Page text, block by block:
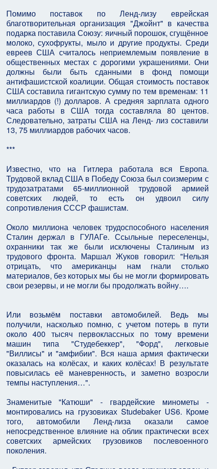
Помимо поставок по Ленд-лизу еврейская
благотворительная организация "Джойнт" в качества
подарка поставила Союзу: яичный порошок, сгущённое
молоко, сухофрукты, мыло и другие продукты. Среди
евреев США считалось неприемлемым появление в
общественных местах с дoрогими украшениями. Они
должны были быть сданными в фонд помощи
антифашистской коалиции. Общая стоимость поставок
США составила гигантскую сумму по тем временам: 11
миллиардов (!) долларов. А средняя зарплата одного
часа работы в США тогда составляла 80 центов.
Следовательно, затраты США на Ленд- лиз составили
13, 75 миллиардов рабочих часов.
***
Известно, что на Гитлера работала вся Европа.
Трудовой вклад США в Победу Союза был соизмерим с
трудозатратами 65-миллионной трудовой армией
советских людей, то есть он удвоил силу
сопротивления СССР фашистам.
Около миллиона человек трудоспособного населения
Сталин держал в ГУЛАГе. Ссыльные переселенцы,
охранники так же были исключены Сталиным из
трудового фронта. Маршал Жуков говорил: "Нельзя
отрицать, что американцы нам гнали столько
материалов, без которых мы бы не могли формировать
свои резервы, и не могли бы продолжать войну….
Или возьмём поставки автомобилей. Ведь мы
получили, насколько помню, с учетом потерь в пути
около 400 тысяч первоклассных по тому времени
машин типа "Студебеккер", "Форд", легковые
"Виллисы" и "амфибии". Вся наша армия фактически
оказалась на колёсах, и каких колёсах! В результате
повысилась её маневренность, и заметно возросли
темпы наступления…".
Знаменитые "Катюши" - гвардейские минометы -
монтировались на грузовиках Studebaker US6. Кроме
того, автомобили Ленд-лиза оказали самое
непосредственное влияние на облик практически всех
советских армейских грузовиков послевоенного
поколения.